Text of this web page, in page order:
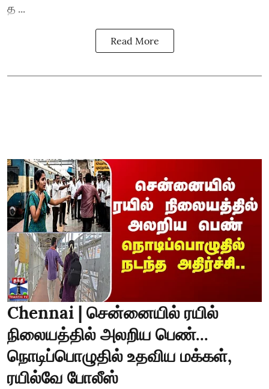
த ...
Read More
Chennai | சென்னையில் ரயில்
நிலையத்தில் அலறிய பெண்...
நொடிப்பொழுதில் உதவிய மக்கள்,
ரயில்வே போலீஸ்